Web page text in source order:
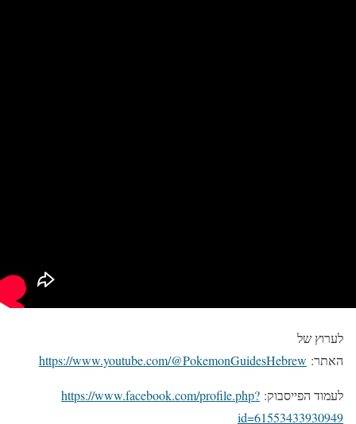
לערוץ של
האתר: https://www.youtube.com/@PokemonGuidesHebrew
לעמוד הפייסבוק: https://www.facebook.com/profile.php?
id=61553433930949